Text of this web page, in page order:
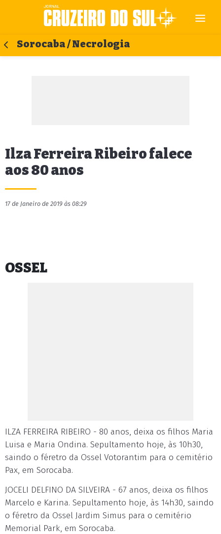
Sorocaba / Necrologia
Ilza Ferreira Ribeiro falece
aos 80 anos
17 de Janeiro de 2019 às 08:29
OSSEL
ILZA FERREIRA RIBEIRO - 80 anos, deixa os filhos Maria
Luisa e Maria Ondina. Sepultamento hoje, às 10h30,
saindo o féretro da Ossel Votorantim para o cemitério
Pax, em Sorocaba.
JOCELI DELFINO DA SILVEIRA - 67 anos, deixa os filhos
Marcelo e Karina. Sepultamento hoje, às 14h30, saindo
o féretro da Ossel Jardim Simus para o cemitério
Memorial Park, em Sorocaba.